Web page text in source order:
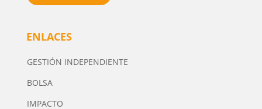
ENLACES
GESTIÓN INDEPENDIENTE
BOLSA
IMPACTO